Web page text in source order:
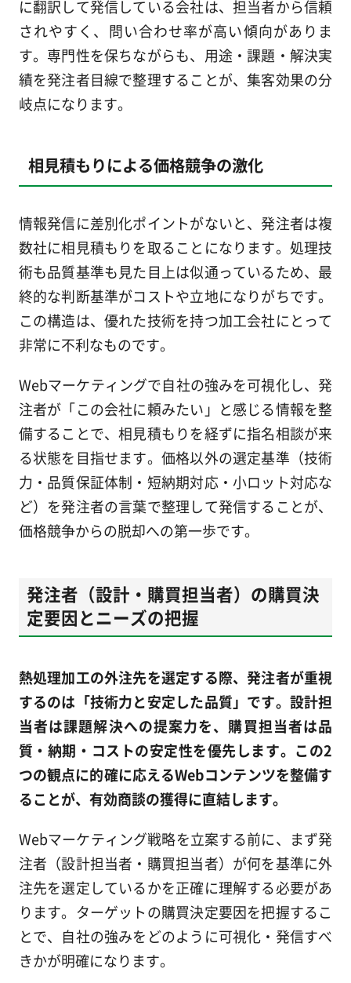
に翻訳して発信している会社は、担当者から信頼
されやすく、問い合わせ率が高い傾向がありま
す。専門性を保ちながらも、用途・課題・解決実
績を発注者目線で整理することが、集客効果の分
岐点になります。
相見積もりによる価格競争の激化
情報発信に差別化ポイントがないと、発注者は複
数社に相見積もりを取ることになります。処理技
術も品質基準も見た目上は似通っているため、最
終的な判断基準がコストや立地になりがちです。
この構造は、優れた技術を持つ加工会社にとって
非常に不利なものです。
Webマーケティングで自社の強みを可視化し、発
注者が「この会社に頼みたい」と感じる情報を整
備することで、相見積もりを経ずに指名相談が来
る状態を目指せます。価格以外の選定基準（技術
力・品質保証体制・短納期対応・小ロット対応な
ど）を発注者の言葉で整理して発信することが、
価格競争からの脱却への第一歩です。
発注者（設計・購買担当者）の購買決
定要因とニーズの把握
熱処理加工の外注先を選定する際、発注者が重視
するのは「技術力と安定した品質」です。設計担
当者は課題解決への提案力を、購買担当者は品
質・納期・コストの安定性を優先します。この2
つの観点に的確に応えるWebコンテンツを整備す
ることが、有効商談の獲得に直結します。
Webマーケティング戦略を立案する前に、まず発
注者（設計担当者・購買担当者）が何を基準に外
注先を選定しているかを正確に理解する必要があ
ります。ターゲットの購買決定要因を把握するこ
とで、自社の強みをどのように可視化・発信すべ
きかが明確になります。